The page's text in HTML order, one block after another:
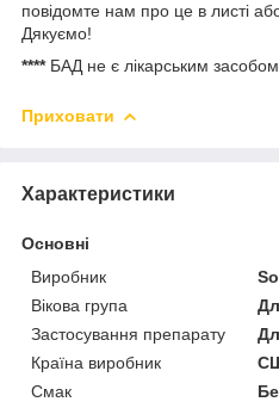
повідомте нам про це в листі
Дякуємо!
****БАД не є лікарським
Приховати
Характеристики
Основні
Виробник
Вікова група
Застосування препарату
Країна виробник
Смак